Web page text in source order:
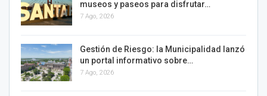
museos y paseos para disfrutar…
7 Ago, 2026
Gestión de Riesgo: la Municipalidad lanzó
un portal informativo sobre…
7 Ago, 2026